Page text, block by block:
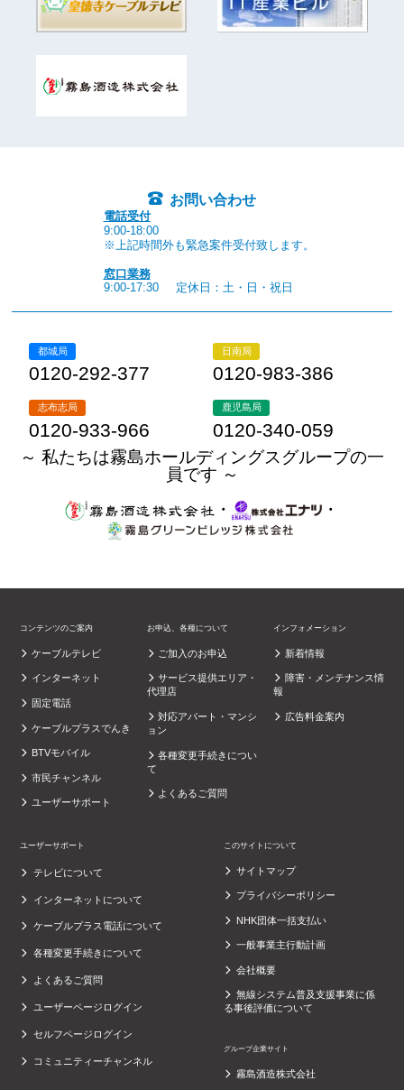
お問い合わせ
電話受付
9:00-18:00
※上記時間外も緊急案件受付致します。
窓口業務
9:00-17:30
定休日：土・日・祝日
都城局
0120-292-377
日南局
0120-983-386
志布志局
0120-933-966
鹿児島局
0120-340-059
～ 私たちは霧島ホールディングスグループの一
員です ～
・
・
コンテンツのご案内
ケーブルテレビ
インターネット
固定電話
ケーブルプラスでんき
BTVモバイル
市民チャンネル
ユーザーサポート
お申込、各種について
ご加入のお申込
サービス提供エリア・
代理店
対応アパート・マンシ
ョン
各種変更手続きについ
て
よくあるご質問
インフォメーション
新着情報
障害・メンテナンス情
報
広告料金案内
ユーザーサポート
テレビについて
インターネットについて
ケーブルプラス電話について
各種変更手続きについて
よくあるご質問
ユーザーページログイン
セルフページログイン
コミュニティーチャンネル
このサイトについて
サイトマップ
プライバシーポリシー
NHK団体一括支払い
一般事業主行動計画
会社概要
無線システム普及支援事業に係
る事後評価について
グループ企業サイト
霧島酒造株式会社